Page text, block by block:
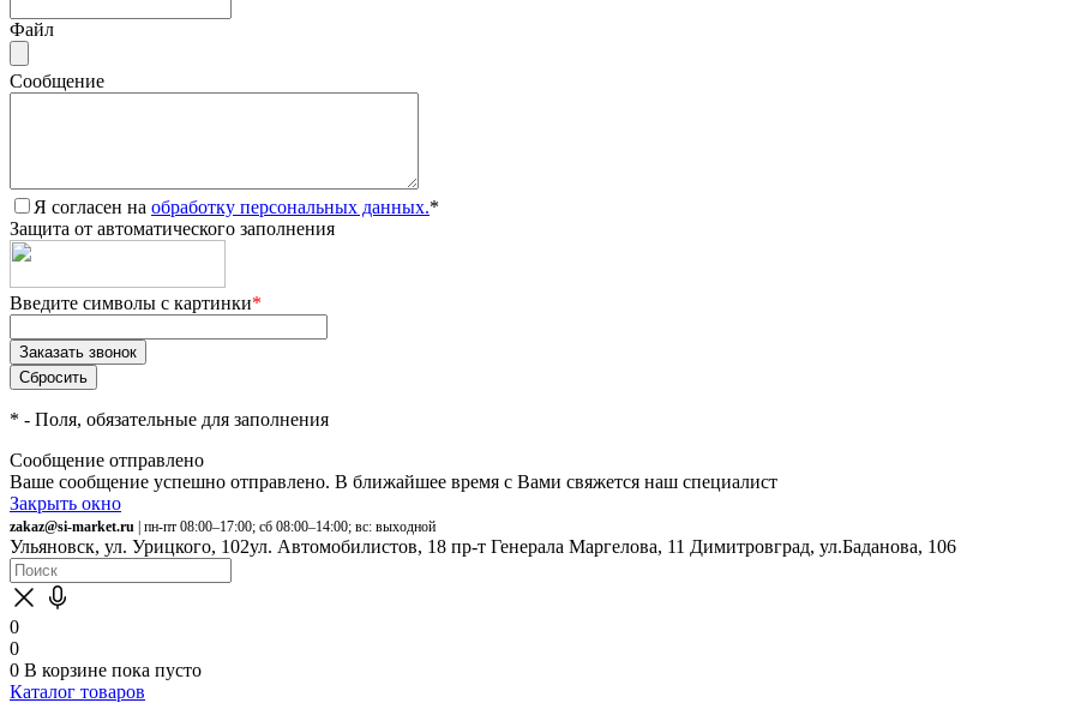
Файл
Сообщение
Я согласен на обработку персональных данных.*
Защита от автоматического заполнения
Введите символы с картинки*
* - Поля, обязательные для заполнения
Сообщение отправлено
Ваше сообщение успешно отправлено. В ближайшее время с Вами свяжется наш специалист
Закрыть окно
zakaz@si-market.ru | пн-пт 08:00–17:00; сб 08:00–14:00; вс: выходной
Ульяновск, ул. Урицкого, 102ул. Автомобилистов, 18 пр-т Генерала Маргелова, 11 Димитровград, ул.Баданова, 106
0
0
0 В корзине пока пусто
Каталог товаров